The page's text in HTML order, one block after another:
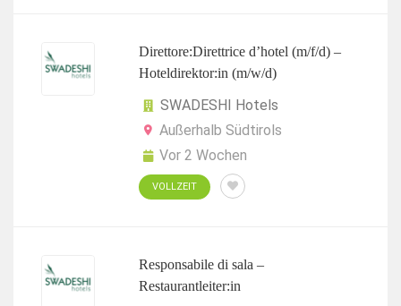
Direttore:Direttrice d’hotel (m/f/d) –
Hoteldirektor:in (m/w/d)
SWADESHI Hotels
Außerhalb Südtirols
Vor 2 Wochen
VOLLZEIT
Responsabile di sala –
Restaurantleiter:in